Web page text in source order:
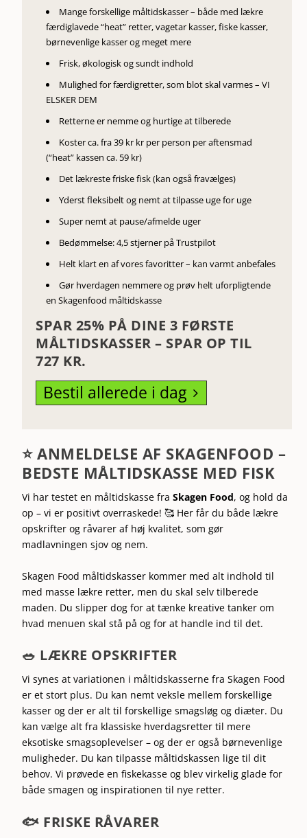
Mange forskellige måltidskasser – både med lækre
færdiglavede “heat” retter, vagetar kasser, fiske kasser,
børnevenlige kasser og meget mere
Frisk, økologisk og sundt indhold
Mulighed for færdigretter, som blot skal varmes – VI
ELSKER DEM
Retterne er nemme og hurtige at tilberede
Koster ca. fra 39 kr kr per person per aftensmad
(“heat” kassen ca. 59 kr)
Det lækreste friske fisk (kan også fravælges)
Yderst fleksibelt og nemt at tilpasse uge for uge
Super nemt at pause/afmelde uger
Bedømmelse: 4,5 stjerner på Trustpilot
Helt klart en af vores favoritter – kan varmt anbefales
Gør hverdagen nemmere og prøv helt uforpligtende
en Skagenfood måltidskasse
SPAR 25% PÅ DINE 3 FØRSTE
MÅLTIDSKASSER – SPAR OP TIL
727 KR.
Bestil allerede i dag 5
⭐ ANMELDELSE AF SKAGENFOOD –
BEDSTE MÅLTIDSKASSE MED FISK
Vi har testet en måltidskasse fraSkagen Food, og hold da
op – vi er positivt overraskede! 🥰 Her får du både lækre
opskrifter og råvarer af høj kvalitet, som gør
madlavningen sjov og nem.
Skagen Food måltidskasser kommer med alt indhold til
med masse lækre retter, men du skal selv tilberede
maden. Du slipper dog for at tænke kreative tanker om
hvad menuen skal stå på og for at handle ind til det.
🥗 LÆKRE OPSKRIFTER
Vi synes at variationen i måltidskasserne fra Skagen Food
er et stort plus. Du kan nemt veksle mellem forskellige
kasser og der er alt til forskellige smagsløg og diæter. Du
kan vælge alt fra klassiske hverdagsretter til mere
eksotiske smagsoplevelser – og der er også børnevenlige
muligheder. Du kan tilpasse måltidskassen lige til dit
behov. Vi prøvede en fiskekasse og blev virkelig glade for
både smagen og inspirationen til nye retter.
🐟 FRISKE RÅVARER